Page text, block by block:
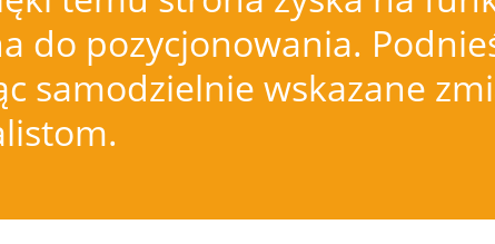
do pozycjonowania.
samodzielnie wskazane